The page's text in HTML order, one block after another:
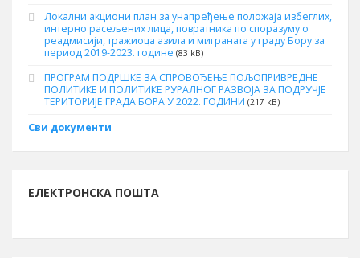
Локални акциони план за унапређење положаја избеглих,
интерно расељених лица, повратника по споразуму о
реадмисији, тражиоца азила и миграната у граду Бору за
период 2019-2023. године (83 kB)
ПРОГРАМ ПОДРШКЕ ЗА СПРОВОЂЕЊЕ ПОЉОПРИВРЕДНЕ
ПОЛИТИКЕ И ПОЛИТИКЕ РУРАЛНОГ РАЗВОЈА ЗА ПОДРУЧЈЕ
ТЕРИТОРИЈЕ ГРАДА БОРА У 2022. ГОДИНИ (217 kB)
Сви документи
ЕЛЕКТРОНСКА ПОШТА